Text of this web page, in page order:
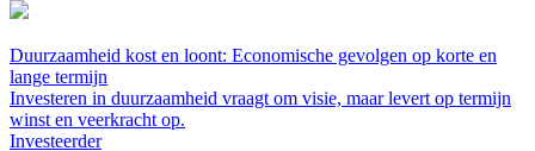
Duurzaamheid kost en loont: Economische gevolgen op korte en
lange termijn
Investeren in duurzaamheid vraagt om visie, maar levert op termijn
winst en veerkracht op.
Investeerder